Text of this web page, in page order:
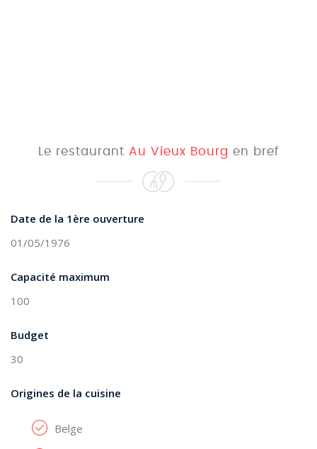
Le restaurant Au Vieux Bourg en bref
Date de la 1ère ouverture
01/05/1976
Capacité maximum
100
Budget
30
Origines de la cuisine
Belge